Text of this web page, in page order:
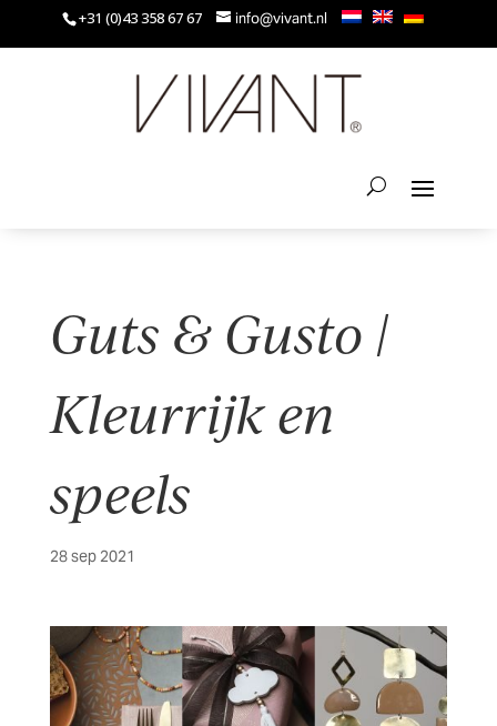
+31 (0)43 358 67 67 info@vivant.nl
Guts & Gusto |
Kleurrijk en
speels
28 sep 2021